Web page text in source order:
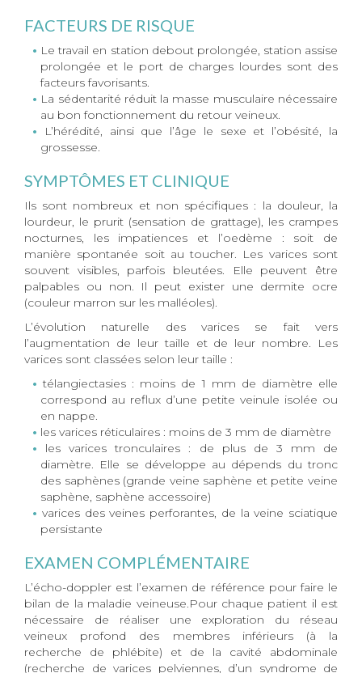
FACTEURS DE RISQUE
Le travail en station debout prolongée, station assise
prolongée et le port de charges lourdes sont des
facteurs favorisants.
La sédentarité réduit la masse musculaire nécessaire
au bon fonctionnement du retour veineux.
L’hérédité, ainsi que l’âge le sexe et l’obésité, la
grossesse.
SYMPTÔMES ET CLINIQUE
Ils sont nombreux et non spécifiques : la douleur, la
lourdeur, le prurit (sensation de grattage), les crampes
nocturnes, les impatiences et l’oedème : soit de
manière spontanée soit au toucher. Les varices sont
souvent visibles, parfois bleutées. Elle peuvent être
palpables ou non. Il peut exister une dermite ocre
(couleur marron sur les malléoles).
L’évolution naturelle des varices se fait vers
l’augmentation de leur taille et de leur nombre. Les
varices sont classées selon leur taille :
télangiectasies : moins de 1 mm de diamètre elle
correspond au reflux d’une petite veinule isolée ou
en nappe.
les varices réticulaires : moins de 3 mm de diamètre
les varices tronculaires : de plus de 3 mm de
diamètre. Elle se développe au dépends du tronc
des saphènes (grande veine saphène et petite veine
saphène, saphène accessoire)
varices des veines perforantes, de la veine sciatique
persistante
EXAMEN COMPLÉMENTAIRE
L’écho-doppler est l’examen de référence pour faire le
bilan de la maladie veineuse.Pour chaque patient il est
nécessaire de réaliser une exploration du réseau
veineux profond des membres inférieurs (à la
recherche de phlébite) et de la cavité abdominale
(recherche de varices pelviennes, d’un syndrome de